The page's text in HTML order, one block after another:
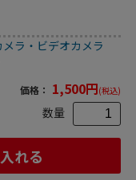
ージ・仕様等は予告なく変
メラ・ビデオカメラ
価格： 1,500円(税込)
数量
れる